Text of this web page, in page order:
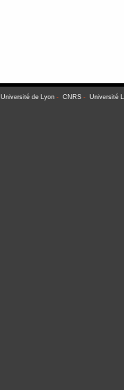
Université de Lyon- CNRS- Université